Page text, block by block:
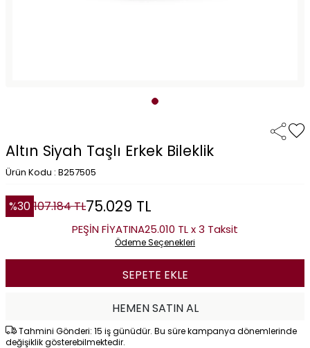
Altın Siyah Taşlı Erkek Bileklik
Ürün Kodu : B257505
%30 107.184TL75.029 TL
PEŞİN FİYATINA25.010 TL x 3 Taksit
Ödeme Seçenekleri
SEPETE EKLE
HEMEN SATIN AL
Tahmini Gönderi: 15 iş günüdür. Bu süre kampanya dönemlerinde
değişiklik gösterebilmektedir.